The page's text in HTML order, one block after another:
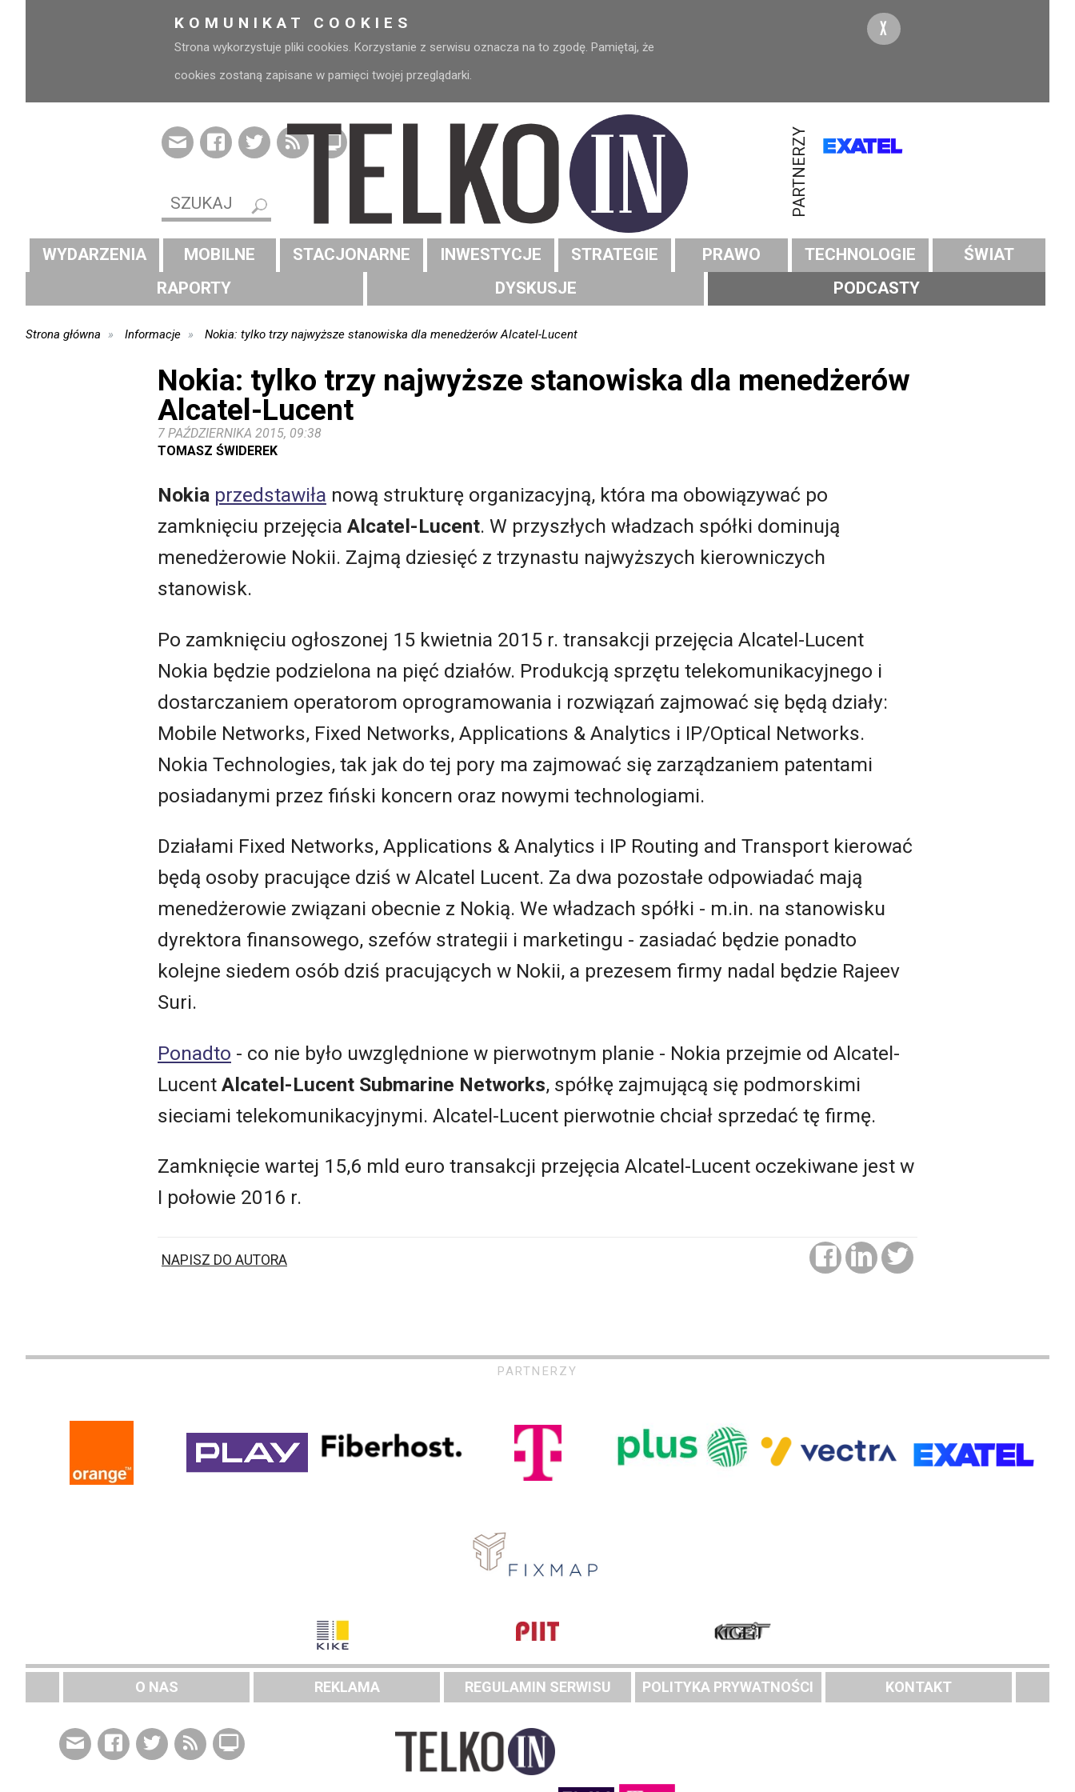
KOMUNIKAT COOKIES
Strona wykorzystuje pliki cookies. Korzystanie z serwisu oznacza na to zgodę. Pamiętaj, że
cookies zostaną zapisane w pamięci twojej przeglądarki.
X
PARTNERZY
WYDARZENIA MOBILNE STACJONARNE INWESTYCJE STRATEGIE PRAWO TECHNOLOGIE
ŚWIAT
RAPORTY
DYSKUSJE PODCASTY
Strona główna Informacje Nokia: tylko trzy najwyższe stanowiska dla menedżerów Alcatel-Lucent
Nokia: tylko trzy najwyższe stanowiska dla menedżerów
Alcatel-Lucent
7 PAŹDZIERNIKA 2015, 09:38
TOMASZ ŚWIDEREK
Nokia przedstawiła nową strukturę organizacyjną, która ma obowiązywać po
zamknięciu przejęcia Alcatel-Lucent. W przyszłych władzach spółki dominują
menedżerowie Nokii. Zajmą dziesięć z trzynastu najwyższych kierowniczych
stanowisk.
Po zamknięciu ogłoszonej 15 kwietnia 2015 r. transakcji przejęcia Alcatel-Lucent
Nokia będzie podzielona na pięć działów. Produkcją sprzętu telekomunikacyjnego i
dostarczaniem operatorom oprogramowania i rozwiązań zajmować się będą działy:
Mobile Networks, Fixed Networks, Applications & Analytics i IP/Optical Networks.
Nokia Technologies, tak jak do tej pory ma zajmować się zarządzaniem patentami
posiadanymi przez fiński koncern oraz nowymi technologiami.
Działami Fixed Networks, Applications & Analytics i IP Routing and Transport kierować
będą osoby pracujące dziś w Alcatel Lucent. Za dwa pozostałe odpowiadać mają
menedżerowie związani obecnie z Nokią. We władzach spółki - m.in. na stanowisku
dyrektora finansowego, szefów strategii i marketingu - zasiadać będzie ponadto
kolejne siedem osób dziś pracujących w Nokii, a prezesem firmy nadal będzie Rajeev
Suri.
Ponadto - co nie było uwzględnione w pierwotnym planie - Nokia przejmie od Alcatel-
Lucent Alcatel-Lucent Submarine Networks, spółkę zajmującą się podmorskimi
sieciami telekomunikacyjnymi. Alcatel-Lucent pierwotnie chciał sprzedać tę firmę.
Zamknięcie wartej 15,6 mld euro transakcji przejęcia Alcatel-Lucent oczekiwane jest w
I połowie 2016 r.
NAPISZ DO AUTORA
PARTNERZY
O NAS REKLAMA REGULAMIN SERWISU POLITYKA PRYWATNOŚCI KONTAKT